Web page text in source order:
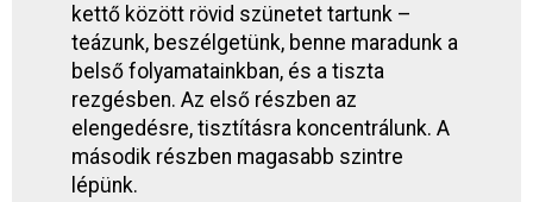
kettő között rövid szünetet tartunk –
teázunk, beszélgetünk, benne maradunk a
belső folyamatainkban, és a tiszta
rezgésben. Az első részben az
elengedésre, tisztításra koncentrálunk. A
második részben magasabb szintre
lépünk.